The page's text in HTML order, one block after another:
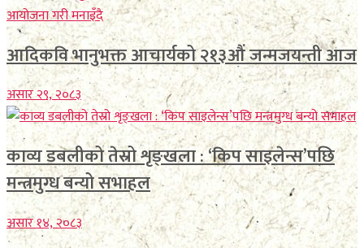
आदिकवि भानुभक्त आचार्यको २१३औं जन्मजयन्ती आज
असार २९, २०८३
काव्य डबलीको तेस्रो शृङ्खला : ‘किप साइलेन्स’पछि
मन्त्रमुग्ध बन्यो सभाहल
असार १४, २०८३